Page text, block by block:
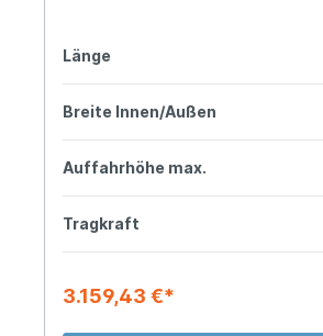
Länge
Breite Innen/Außen
Auffahrhöhe max.
Tragkraft
3.159,43 €*